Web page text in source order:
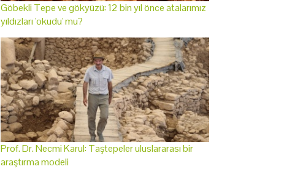
Göbekli Tepe ve gökyüzü: 12 bin yıl önce atalarımız
yıldızları 'okudu' mu?
Prof. Dr. Necmi Karul: Taştepeler uluslararası bir
araştırma modeli